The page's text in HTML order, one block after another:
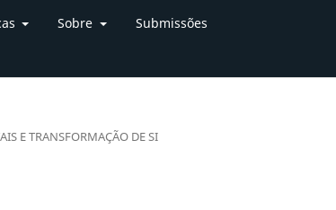
Sobre Submissões
E TRANSFORMAÇÃO DE SI